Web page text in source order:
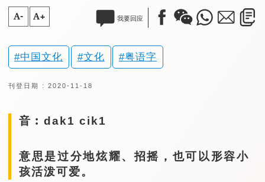
A- A+ 我要回应
中国文化 文化 粤语字
刊登日期 : 2020-11-18
音︰dak1 cik1
意思是过分地炫耀、招摇，也可以形容小
孩活泼可爱。